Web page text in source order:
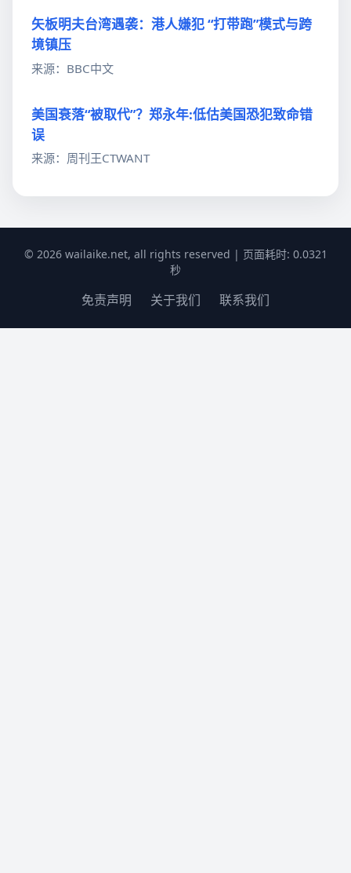
矢板明夫台湾遇袭：港人嫌犯 “打带跑”模式与跨
境镇压
来源：BBC中文
美国衰落“被取代”？郑永年:低估美国恐犯致命错
误
来源：周刊王CTWANT
© 2026 wailaike.net, all rights reserved | 页面耗时: 0.0321
秒
免责声明 关于我们 联系我们